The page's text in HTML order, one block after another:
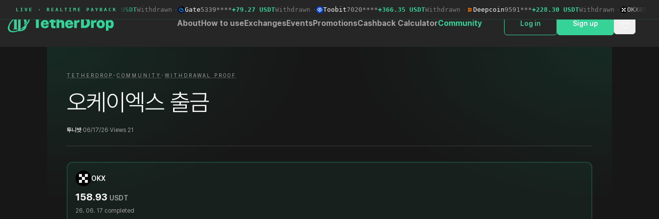
LIVE · REALTIME PAYBACK
LBankLBA2**** +95.75 USDTWithdrawn · Gate5339****+79.27 USDTWithdrawn · Toobit7020****+366.35 USDTWithdrawn · Deepcoin9591***+228.30 USDTWithdrawn · OKX
AboutHow to useExchangesEventsPromotionsCashback CalculatorCommunity Log in Sign up
TETHERDROP · COMMUNITY · WITHDRAWAL PROOF
오케이엑스 출금
투니밧·06/17/26·Views 21
OKX
158.93 USDT
26. 06. 17 completed